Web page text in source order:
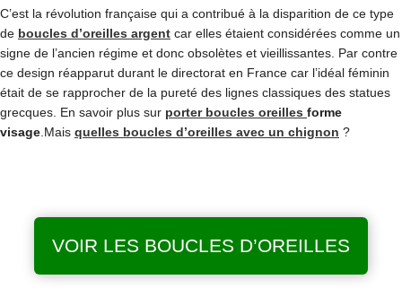
C’est la révolution française qui a contribué à la disparition de ce type
de boucles d’oreilles argent car elles étaient considérées comme un
signe de l’ancien régime et donc obsolètes et vieillissantes. Par contre
ce design réapparut durant le directorat en France car l’idéal féminin
était de se rapprocher de la pureté des lignes classiques des statues
grecques. En savoir plus sur porter boucles oreilles forme
visage .Mais quelles boucles d’oreilles avec un chignon ?
VOIR LES BOUCLES D’OREILLES